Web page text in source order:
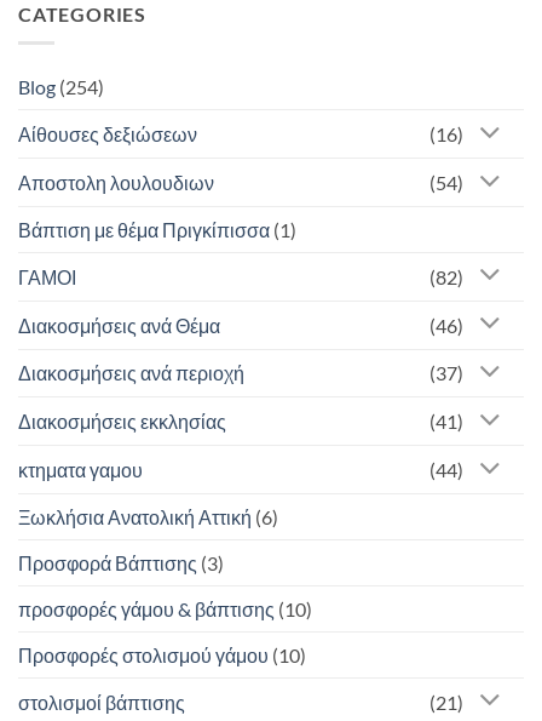
CATEGORIES
Blog (254)
Αίθουσες δεξιώσεων (16)
Αποστολη λουλουδιων (54)
Βάπτιση με θέμα Πριγκίπισσα (1)
ΓΑΜΟΙ (82)
Διακοσμήσεις ανά Θέμα (46)
Διακοσμήσεις ανά περιοχή (37)
Διακοσμήσεις εκκλησίας (41)
κτηματα γαμου (44)
Ξωκλήσια Ανατολική Αττική (6)
Προσφορά Βάπτισης (3)
προσφορές γάμου & βάπτισης (10)
Προσφορές στολισμού γάμου (10)
στολισμοί βάπτισης (21)